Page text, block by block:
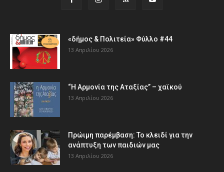
«δήμος & Πολιτεία» Φύλλο #44
13 Απριλίου 2026
“Η Αρμονία της Αταξίας” – χαϊκού
13 Απριλίου 2026
Πρώιμη παρέμβαση: Το κλειδί για την
ανάπτυξη των παιδιών µας
13 Απριλίου 2026